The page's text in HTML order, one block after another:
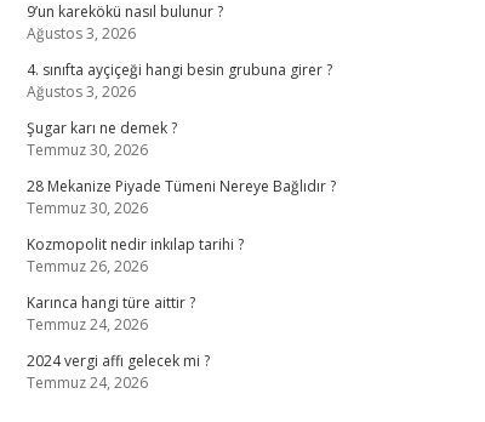
9’un karekökü nasıl bulunur ?
Ağustos 3, 2026
4. sınıfta ayçiçeği hangi besin grubuna girer ?
Ağustos 3, 2026
Şugar karı ne demek ?
Temmuz 30, 2026
28 Mekanize Piyade Tümeni Nereye Bağlıdır ?
Temmuz 30, 2026
Kozmopolit nedir inkılap tarihi ?
Temmuz 26, 2026
Karınca hangi türe aittir ?
Temmuz 24, 2026
2024 vergi affı gelecek mi ?
Temmuz 24, 2026